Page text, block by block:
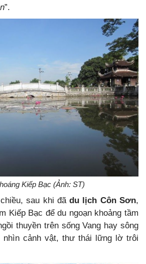
”.
Kiếp Bạc (Ảnh: ST)
sau khi đãdu lịch Côn Sơn,
Kiếp Bạc để du ngoạn khoảng tầm
thuyền trên sống Vang hay sông
nhìn cảnh vật, thư thái lững lờ trôi